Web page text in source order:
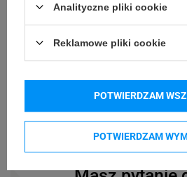
Analityczne pliki cookie
Reklamowe pliki cookie
POTWIERDZAM
POTWIERDZAM